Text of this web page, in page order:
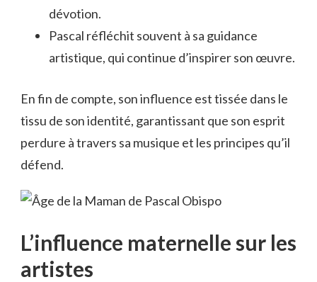
dévotion.
Pascal réfléchit souvent à sa guidance
artistique, qui continue d’inspirer son œuvre.
En fin de compte, son influence est tissée dans le
tissu de son identité, garantissant que son esprit
perdure à travers sa musique et les principes qu’il
défend.
L’influence maternelle sur les
artistes